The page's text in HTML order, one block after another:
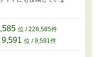
位 / 228,585件
9,591 位 / 9,591件